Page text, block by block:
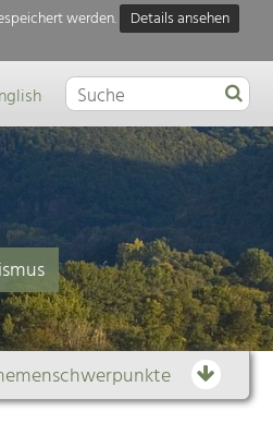
werden.
Details ansehen